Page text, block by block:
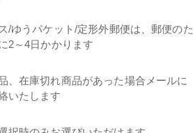
/ゆうパケット/定形外郵便は、郵便のた
2～4日かかります
、在庫切れ商品があった場合メールに
いたします